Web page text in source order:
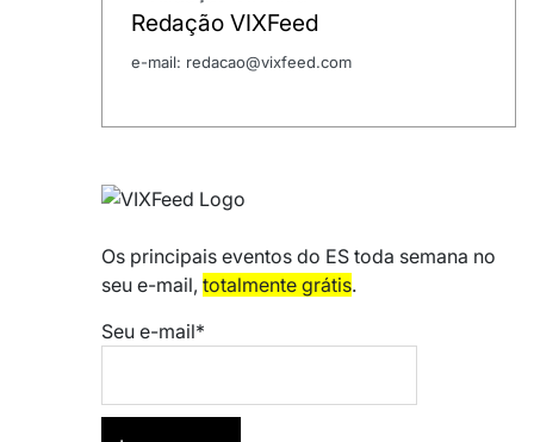
Redação VIXFeed
e-mail: redacao@vixfeed.com
Os principais eventos do ES toda semana no
seu e-mail, totalmente grátis.
Seu e-mail*